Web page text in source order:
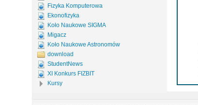
Fizyka Komputerowa
Ekonofizyka
Koło Naukowe SIGMA
Migacz
Koło Naukowe Astronomów
download
StudentNews
XI Konkurs FIZBIT
Kursy